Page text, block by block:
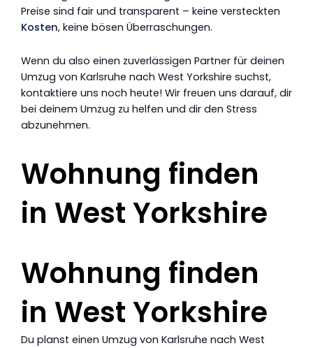
Preise sind fair und transparent – keine versteckten
Kosten, keine bösen Überraschungen.
Wenn du also einen zuverlässigen Partner für deinen
Umzug von Karlsruhe nach West Yorkshire suchst,
kontaktiere uns noch heute! Wir freuen uns darauf, dir
bei deinem Umzug zu helfen und dir den Stress
abzunehmen.
Wohnung finden
in West Yorkshire
Wohnung finden
in West Yorkshire
Du planst einen Umzug von Karlsruhe nach West